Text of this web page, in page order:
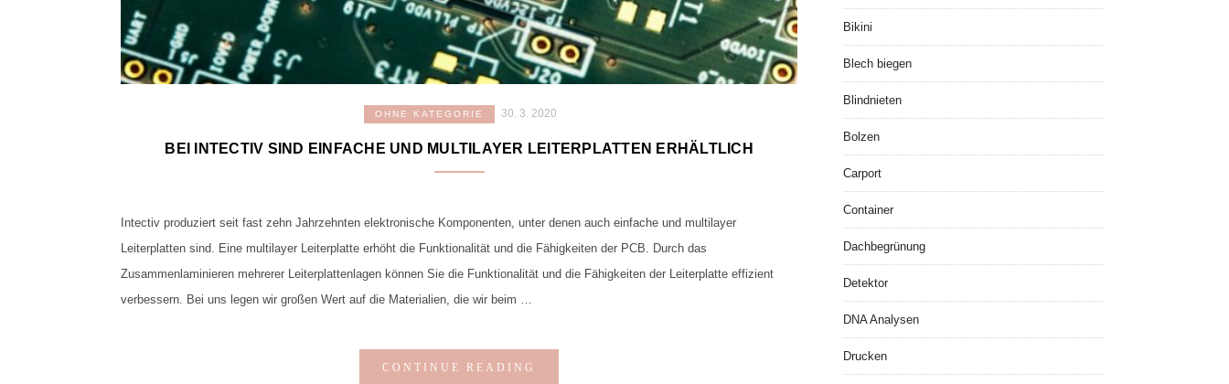
OHNE KATEGORIE 30. 3. 2020
BEI INTECTIV SIND EINFACHE UND MULTILAYER LEITERPLATTEN ERHÄLTLICH
Intectiv produziert seit fast zehn Jahrzehnten elektronische Komponenten, unter denen auch einfache und multilayer
Leiterplatten sind. Eine multilayer Leiterplatte erhöht die Funktionalität und die Fähigkeiten der PCB. Durch das
Zusammenlaminieren mehrerer Leiterplattenlagen können Sie die Funktionalität und die Fähigkeiten der Leiterplatte effizient
verbessern. Bei uns legen wir großen Wert auf die Materialien, die wir beim …
CONTINUE READING
Bikini
Blech biegen
Blindnieten
Bolzen
Carport
Container
Dachbegrünung
Detektor
DNA Analysen
Drucken